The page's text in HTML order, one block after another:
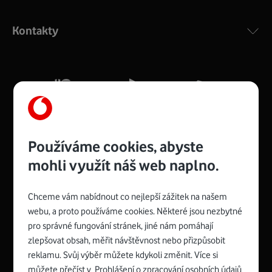
silný signál pro celou domácnost. Kompaktní rozměry 21
Více o COMPAL CH7465VF
Zyxel VMG8623-T50B:
Rozměry modemu jsou 16 x 22 x 7,5 cm (včetně stojánku)
a nabízí 4 gigabitové LAN porty a bezdrátové připojení Wi-
Spojte se s Vodafonem
Kontakty
Používáme cookies, abyste
mohli využít náš web naplno.
Chceme vám nabídnout co nejlepší zážitek na našem
webu, a proto používáme cookies. Některé jsou nezbytné
pro správné fungování stránek, jiné nám pomáhají
zlepšovat obsah, měřit návštěvnost nebo přizpůsobit
reklamu. Svůj výběr můžete kdykoli změnit. Více si
můžete přečíst v Prohlášení o zpracování osobních údajů